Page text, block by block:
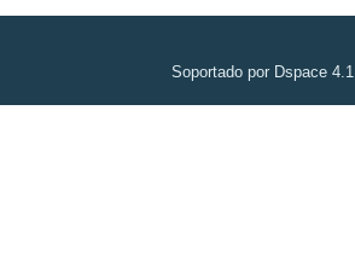
Soportado por Dspace 4.1